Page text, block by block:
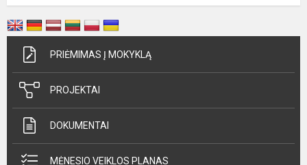
PRIĖMIMAS Į MOKYKLĄ
PROJEKTAI
DOKUMENTAI
MĖNESIO VEIKLOS PLANAS